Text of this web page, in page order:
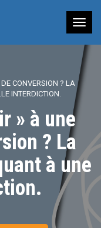
à
CONVERSION ? LA
INTERDICTION.
» à une
? La
à une